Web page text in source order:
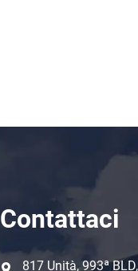
Contattaci
817 Unità, 993ª